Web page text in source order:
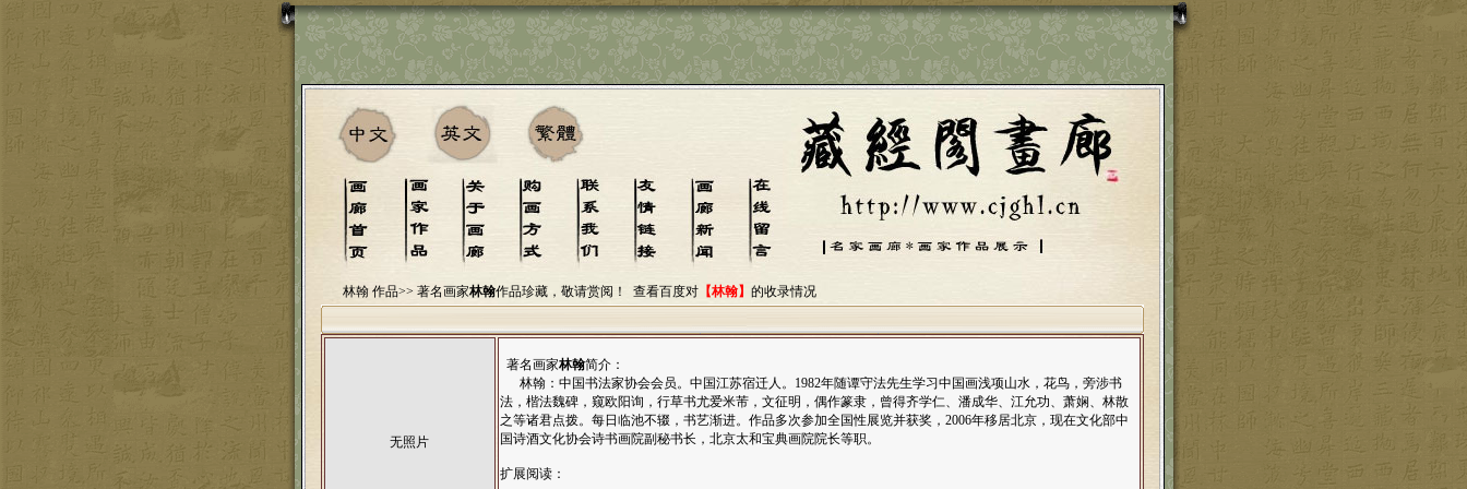
林翰 作品>> 著名画家林翰作品珍藏，敬请赏阅！ 查看百度对【林翰】 的收录情况
无照片
著名画家林翰简介：
林翰：中国书法家协会会员。中国江苏宿迁人。1982年随谭守法先生学习中国画浅项山水，花鸟，旁涉书
法，楷法魏碑，窥欧阳询，行草书尤爱米芾，文征明，偶作篆隶，曾得齐学仁、潘成华、江允功、萧娴、林散
之等诸君点拨。每日临池不辍，书艺渐进。作品多次参加全国性展览并获奖，2006年移居北京，现在文化部中
国诗酒文化协会诗书画院副秘书长，北京太和宝典画院院长等职。
扩展阅读：